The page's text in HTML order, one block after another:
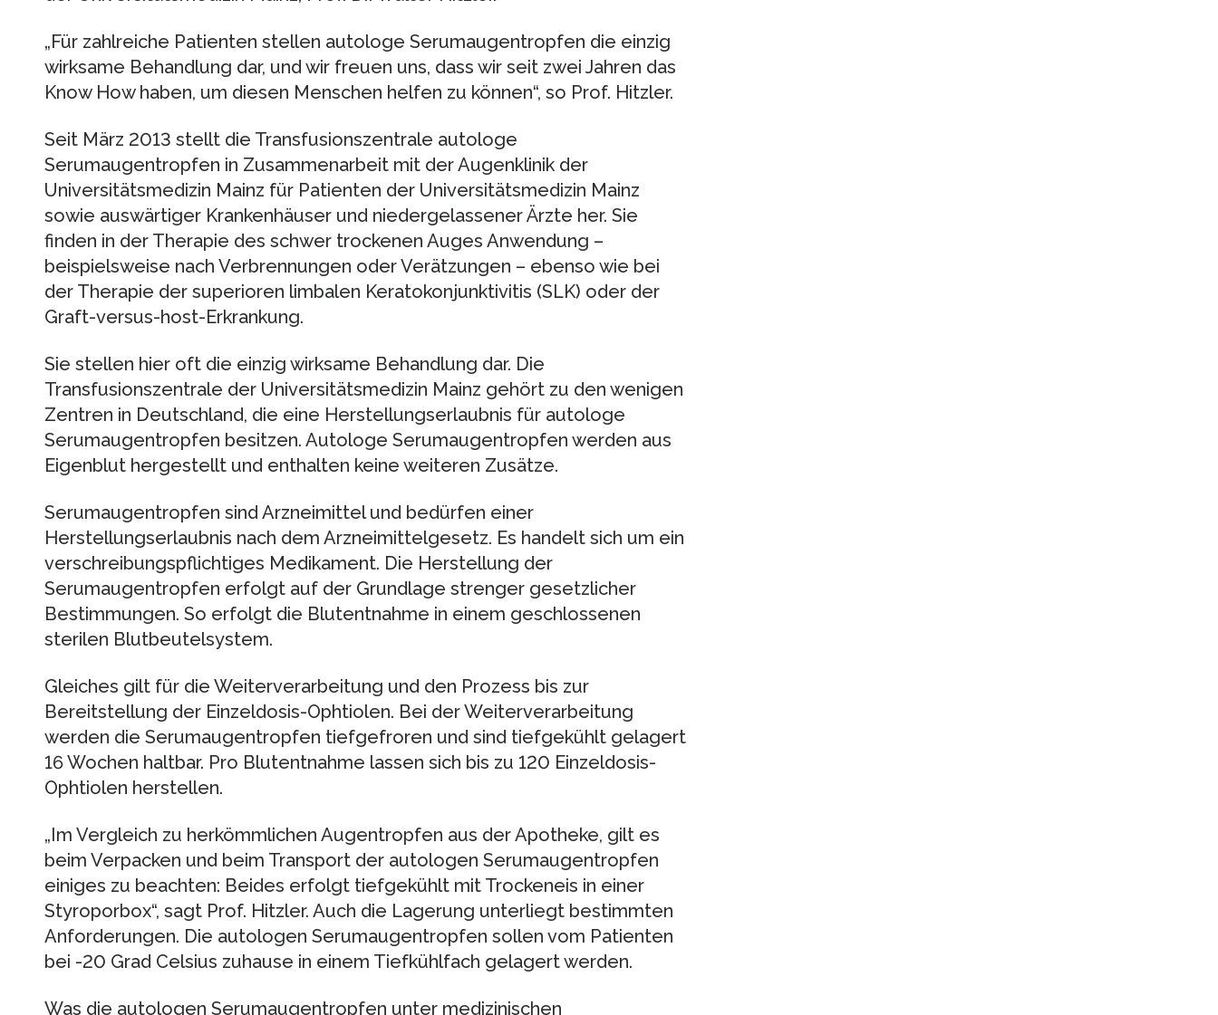
„Für zahlreiche Patienten stellen autologe Serumaugentropfen die einzig
wirksame Behandlung dar, und wir freuen uns, dass wir seit zwei Jahren das
Know How haben, um diesen Menschen helfen zu können“, so Prof. Hitzler.
Seit März 2013 stellt die Transfusionszentrale autologe
Serumaugentropfen in Zusammenarbeit mit der Augenklinik der
Universitätsmedizin Mainz für Patienten der Universitätsmedizin Mainz
sowie auswärtiger Krankenhäuser und niedergelassener Ärzte her. Sie
finden in der Therapie des schwer trockenen Auges Anwendung –
beispielsweise nach Verbrennungen oder Verätzungen – ebenso wie bei
der Therapie der superioren limbalen Keratokonjunktivitis (SLK) oder der
Graft-versus-host-Erkrankung.
Sie stellen hier oft die einzig wirksame Behandlung dar. Die
Transfusionszentrale der Universitätsmedizin Mainz gehört zu den wenigen
Zentren in Deutschland, die eine Herstellungserlaubnis für autologe
Serumaugentropfen besitzen. Autologe Serumaugentropfen werden aus
Eigenblut hergestellt und enthalten keine weiteren Zusätze.
Serumaugentropfen sind Arzneimittel und bedürfen einer
Herstellungserlaubnis nach dem Arzneimittelgesetz. Es handelt sich um ein
verschreibungspflichtiges Medikament. Die Herstellung der
Serumaugentropfen erfolgt auf der Grundlage strenger gesetzlicher
Bestimmungen. So erfolgt die Blutentnahme in einem geschlossenen
sterilen Blutbeutelsystem.
Gleiches gilt für die Weiterverarbeitung und den Prozess bis zur
Bereitstellung der Einzeldosis-Ophtiolen. Bei der Weiterverarbeitung
werden die Serumaugentropfen tiefgefroren und sind tiefgekühlt gelagert
16 Wochen haltbar. Pro Blutentnahme lassen sich bis zu 120 Einzeldosis-
Ophtiolen herstellen.
„Im Vergleich zu herkömmlichen Augentropfen aus der Apotheke, gilt es
beim Verpacken und beim Transport der autologen Serumaugentropfen
einiges zu beachten: Beides erfolgt tiefgekühlt mit Trockeneis in einer
Styroporbox“, sagt Prof. Hitzler. Auch die Lagerung unterliegt bestimmten
Anforderungen. Die autologen Serumaugentropfen sollen vom Patienten
bei -20 Grad Celsius zuhause in einem Tiefkühlfach gelagert werden.
Was die autologen Serumaugentropfen unter medizinischen